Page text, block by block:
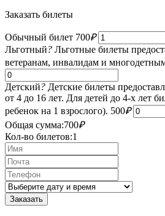
Заказать билеты
Обычный билет 700₽
Льготный? Льготные билеты
ветеранам, инвалидам и
Детский? Детские билеты
от 4 до 16 лет. Для детей до 4-х лет
ребенок на 1 взрослого). 500₽
Общая сумма:700₽
Кол-во билетов:1